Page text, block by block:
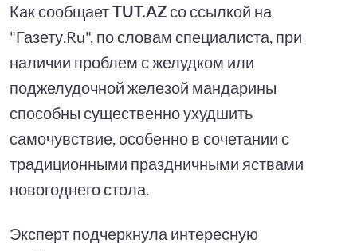
Как сообщаетTUT.AZсо ссылкой на
"Газету.Ru", по словам специалиста, при
наличии проблем с желудком или
поджелудочной железой мандарины
способны существенно ухудшить
самочувствие, особенно в сочетании с
традиционными праздничными яствами
новогоднего стола.
Эксперт подчеркнула интересную